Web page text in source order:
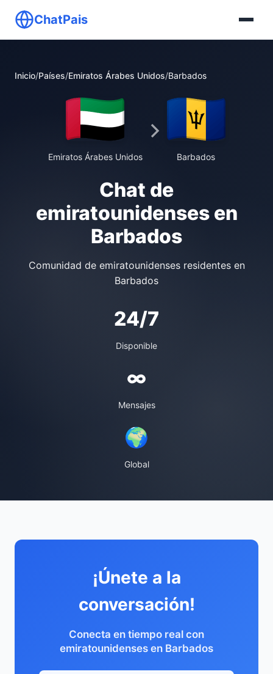
ChatPais
Inicio/Países/Emiratos Árabes Unidos/Barbados
Emiratos Árabes Unidos Barbados
Chat de
emiratounidenses en
Barbados
Comunidad de emiratounidenses residentes en
Barbados
24/7
Disponible
∞
Mensajes
🌍
Global
¡Únete a la
conversación!
Conecta en tiempo real con
emiratounidenses en Barbados